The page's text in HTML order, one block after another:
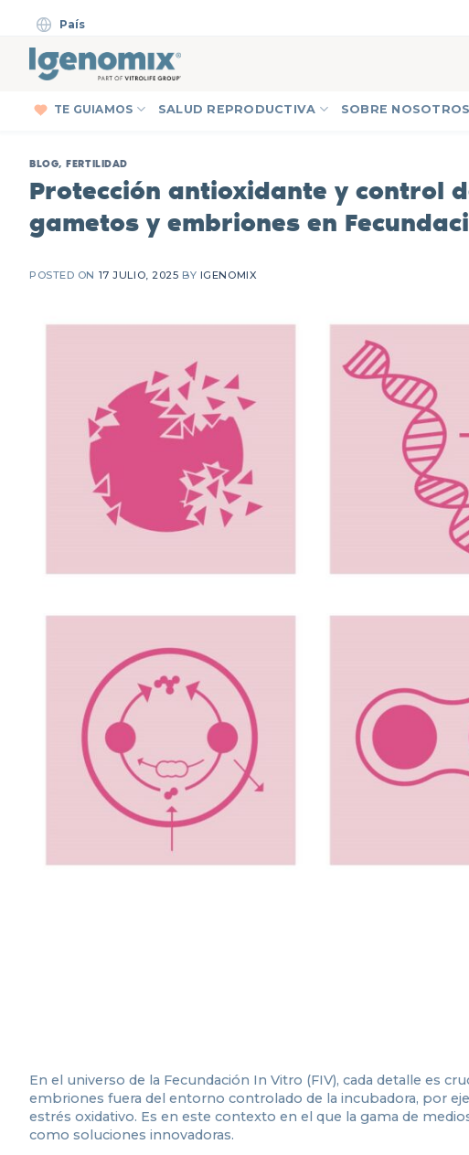
content
País
TE GUIAMOS SALUD REPRODUCTIVA SOBRE NOSOTROS
BLOG,FERTILIDAD
Protección antioxidante y control
gametos y embriones en
POSTED ON 17 JULIO, 2025 BY IGENOMIX
En el universo de la Fecundación In Vitro (FIV), cada detalle es
embriones fuera del entorno controlado de la incubadora, por
estrés oxidativo. Es en este contexto en el que la gama de
como soluciones innovadoras.